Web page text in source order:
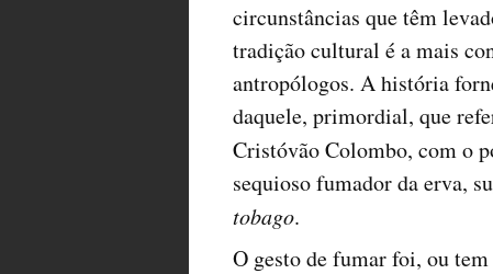
circunstâncias que têm
tradição cultural é a mais
antropólogos. A história
daquele, primordial, que
Cristóvão Colombo, com o
sequioso fumador da erva,
tobago.
O gesto de fumar foi, ou